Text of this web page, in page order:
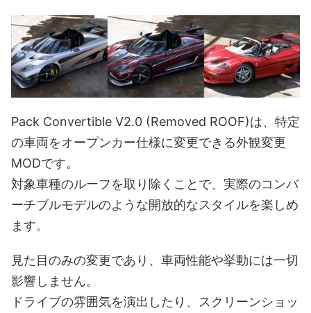
Pack Convertible V2.0 (Removed ROOF)は、特定
の車両をオープンカー仕様に変更できる外観変更
MODです。
対象車種のルーフを取り除くことで、実際のコンバ
ーチブルモデルのような開放的なスタイルを楽しめ
ます。
見た目のみの変更であり、車両性能や挙動には一切
影響しません。
ドライブの雰囲気を演出したり、スクリーンショッ